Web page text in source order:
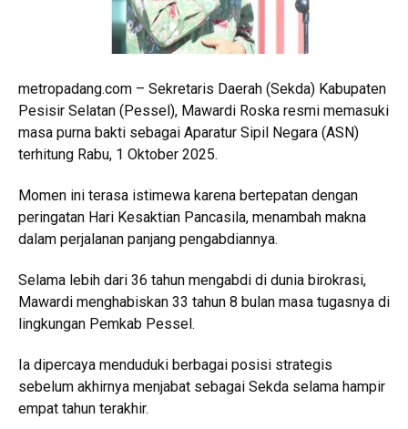
metropadang.com – Sekretaris Daerah (Sekda) Kabupaten
Pesisir Selatan (Pessel), Mawardi Roska resmi memasuki
masa purna bakti sebagai Aparatur Sipil Negara (ASN)
terhitung Rabu, 1 Oktober 2025.
Momen ini terasa istimewa karena bertepatan dengan
peringatan Hari Kesaktian Pancasila, menambah makna
dalam perjalanan panjang pengabdiannya.
Selama lebih dari 36 tahun mengabdi di dunia birokrasi,
Mawardi menghabiskan 33 tahun 8 bulan masa tugasnya di
lingkungan Pemkab Pessel.
Ia dipercaya menduduki berbagai posisi strategis
sebelum akhirnya menjabat sebagai Sekda selama hampir
empat tahun terakhir.